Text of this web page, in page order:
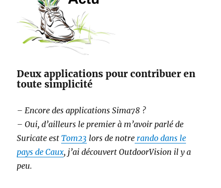
Deux applications pour contribuer en
toute simplicité
– Encore des applications Sima78 ?
– Oui, d’ailleurs le premier à m’avoir parlé de
Suricate estTom23 lors de notre rando dans le
pays de Caux, j’ai découvert OutdoorVision il y a
peu.